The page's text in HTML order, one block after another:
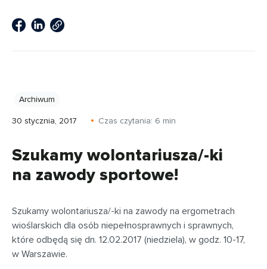
Archiwum
30 stycznia, 2017 Czas czytania: 6 min
Szukamy wolontariusza/-ki
na zawody sportowe!
Szukamy wolontariusza/-ki na zawody na ergometrach
wioślarskich dla osób niepełnosprawnych i sprawnych,
które odbędą się dn. 12.02.2017 (niedziela), w godz. 10-17,
w Warszawie.